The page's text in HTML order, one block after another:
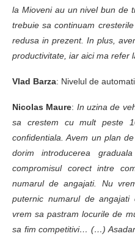
la Mioveni au un nivel bun de
trebuie sa continuam
redusa in prezent. In plus,
productivitate, iar aici ma refer
Vlad Barza: Nivelul de
Nicolas Maure: In uzina de
sa crestem cu mult peste
confidentiala. Avem un plan
dorim introducerea
compromisul corect intre
numarul de angajati. Nu
puternic numarul de
vrem sa pastram locurile de
sa fim competitivi… (…)